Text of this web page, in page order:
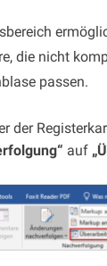
die nicht
passen.
der
auf